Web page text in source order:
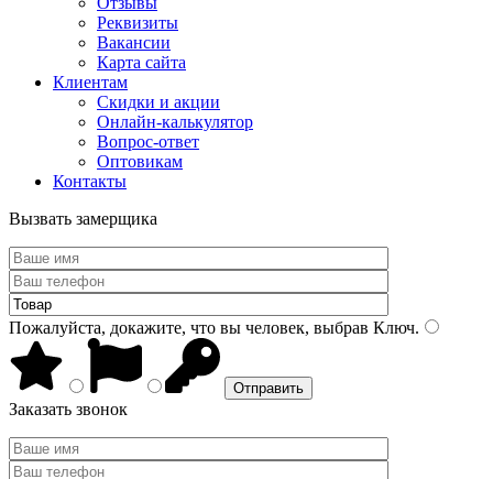
Реквизиты
Вакансии
Карта сайта
Клиентам
Скидки и акции
Онлайн-калькулятор
Вопрос-ответ
Оптовикам
Контакты
Вызвать замерщика
Пожалуйста, докажите, что вы человек, выбрав Ключ.
Заказать звонок